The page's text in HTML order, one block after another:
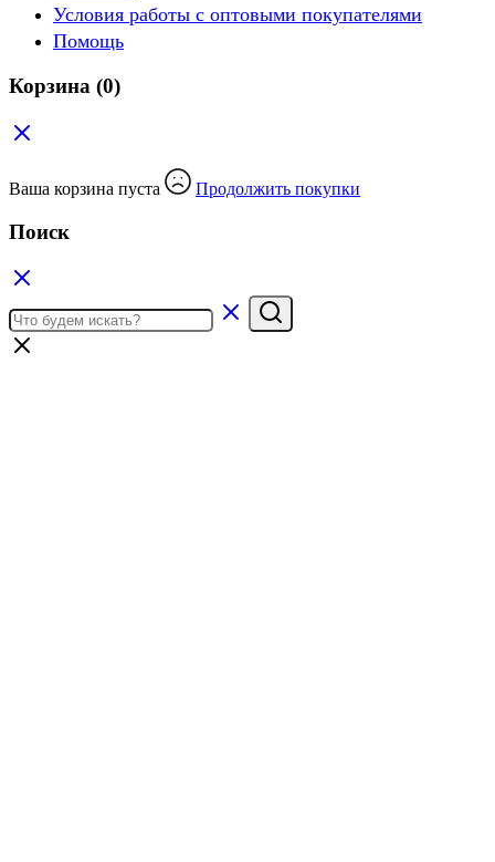
Условия работы с оптовыми покупателями
Помощь
Корзина (0)
Ваша корзина пуста Продолжить покупки
Поиск